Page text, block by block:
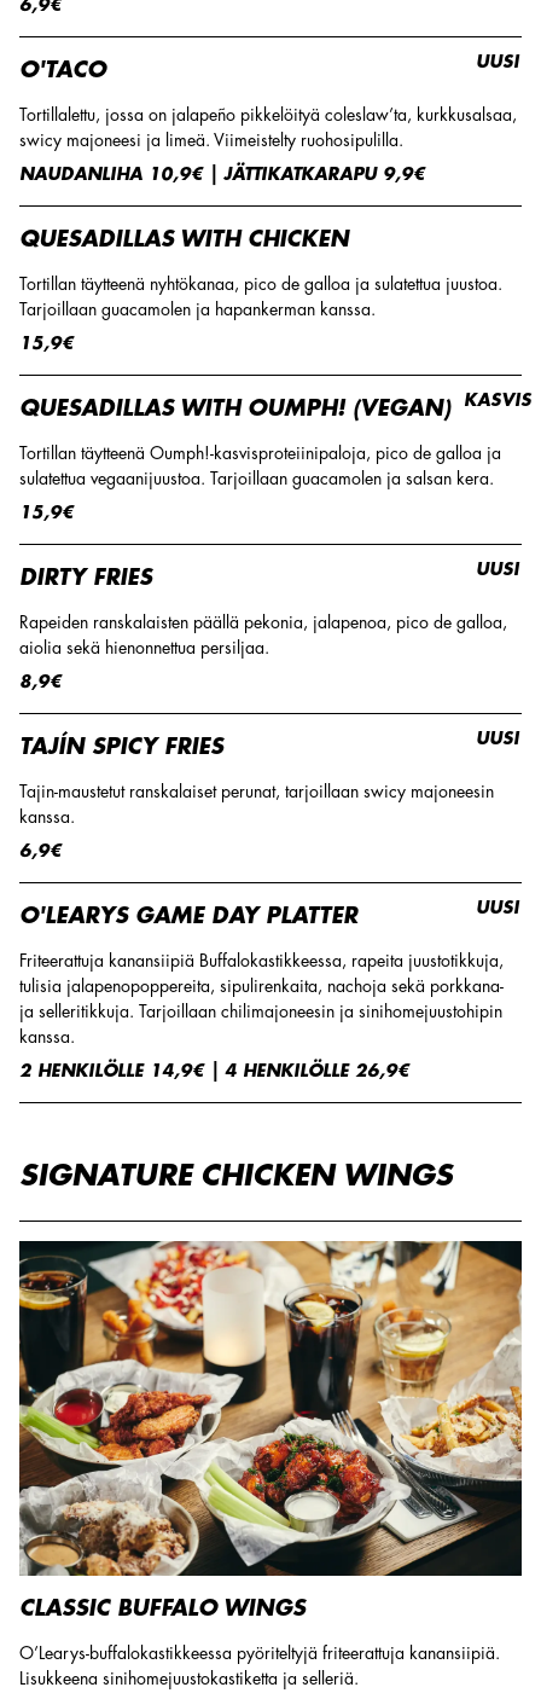
6,9€
O'TACO
Tortillalettu, jossa on jalapeño pikkelöityä coleslaw’ta, kurkkusalsaa,
swicy majoneesi ja limeä. Viimeistelty ruohosipulilla.
NAUDANLIHA 10,9€ | JÄTTIKATKARAPU 9,9€
UUSI
QUESADILLAS WITH CHICKEN
Tortillan täytteenä nyhtökanaa, pico de galloa ja sulatettua juustoa.
Tarjoillaan guacamolen ja hapankerman kanssa.
15,9€
QUESADILLAS WITH OUMPH! (VEGAN)
Tortillan täytteenä Oumph!-kasvisproteiinipaloja, pico de galloa ja
sulatettua vegaanijuustoa. Tarjoillaan guacamolen ja salsan kera.
15,9€
KASVIS
DIRTY FRIES
Rapeiden ranskalaisten päällä pekonia, jalapenoa, pico de galloa,
aiolia sekä hienonnettua persiljaa.
8,9€
UUSI
TAJÍN SPICY FRIES
Tajin-maustetut ranskalaiset perunat, tarjoillaan swicy majoneesin
kanssa.
6,9€
UUSI
O'LEARYS GAME DAY PLATTER
Friteerattuja kanansiipiä Buffalokastikkeessa, rapeita juustotikkuja,
tulisia jalapenopoppereita, sipulirenkaita, nachoja sekä porkkana-
ja selleritikkuja. Tarjoillaan chilimajoneesin ja sinihomejuustohipin
kanssa.
2 HENKILÖLLE 14,9€ | 4 HENKILÖLLE 26,9€
UUSI
SIGNATURE CHICKEN WINGS
CLASSIC BUFFALO WINGS
O’Learys-buffalokastikkeessa pyöriteltyjä friteerattuja kanansiipiä.
Lisukkeena sinihomejuustokastiketta ja selleriä.